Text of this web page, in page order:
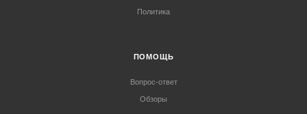
Политика
ПОМОЩЬ
Вопрос-ответ
Обзоры